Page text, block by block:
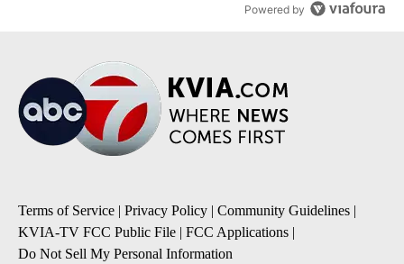
Powered by
Terms of Service | Privacy Policy | Community Guidelines |
KVIA-TV FCC Public File | FCC Applications |
Do Not Sell My Personal Information